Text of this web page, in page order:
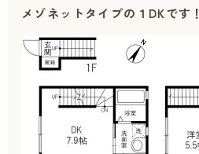
メゾネットタイプの１DKです！